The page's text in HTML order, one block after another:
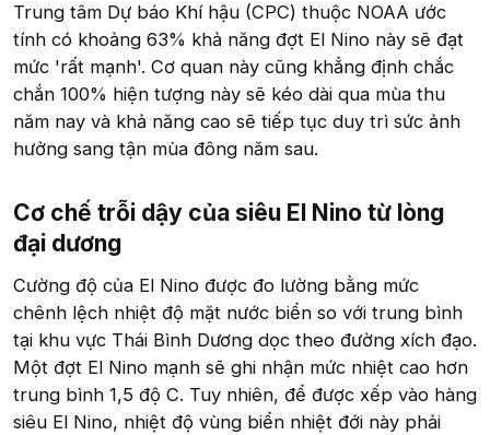
Trung tâm Dự báo Khí hậu (CPC) thuộc NOAA ước
tính có khoảng 63% khả năng đợt El Nino này sẽ đạt
mức 'rất mạnh'. Cơ quan này cũng khẳng định chắc
chắn 100% hiện tượng này sẽ kéo dài qua mùa thu
năm nay và khả năng cao sẽ tiếp tục duy trì sức ảnh
hưởng sang tận mùa đông năm sau.
Cơ chế trỗi dậy của siêu El Nino từ lòng
đại dương​
Cường độ của El Nino được đo lường bằng mức
chênh lệch nhiệt độ mặt nước biển so với trung bình
tại khu vực Thái Bình Dương dọc theo đường xích đạo.
Một đợt El Nino mạnh sẽ ghi nhận mức nhiệt cao hơn
trung bình 1,5 độ C. Tuy nhiên, để được xếp vào hàng
siêu El Nino, nhiệt độ vùng biển nhiệt đới này phải